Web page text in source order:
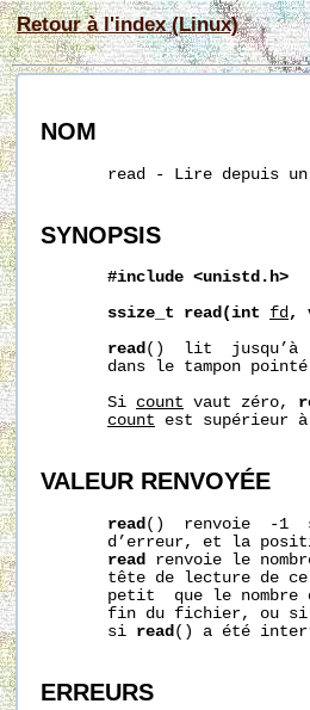
Retour à l'index (Linux)
NOM
read - Lire depuis
SYNOPSIS
#include <unistd.h>
ssize_t
read(int fd,
read()  lit  jusqu’à
dans le tampon
       Si
count vaut zéro,
count est supérieur à
VALEUR RENVOYÉE
read ()  renvoie  -1
d’erreur, et la
read
renvoie le
tête de lecture de
petit  que le nombre
fin du fichier, ou
       si
read () a été
ERREURS